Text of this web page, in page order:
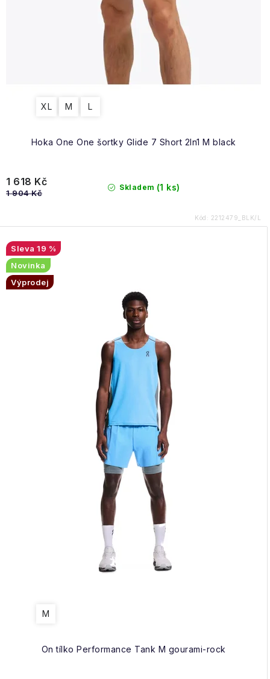
Hoka One One šortky Glide 7 Short 2In1 M black
XL M L
Skladem (1 ks)
1 618 Kč
1 904 Kč
Kód: 2212479_BLK/L
On tílko Performance Tank M gourami-rock
19 %
Novinka
Výprodej
M